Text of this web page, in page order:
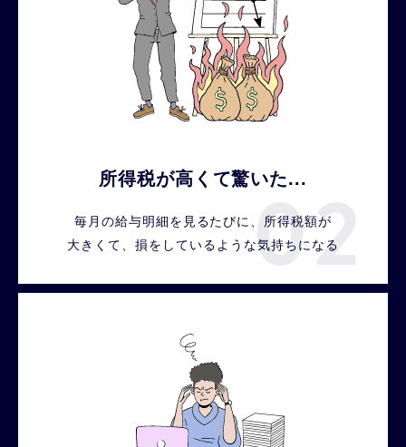
所得税が高くて驚いた...
毎月の給与明細を見るたびに、所得税額が
大きくて、損をしているような気持ちになる